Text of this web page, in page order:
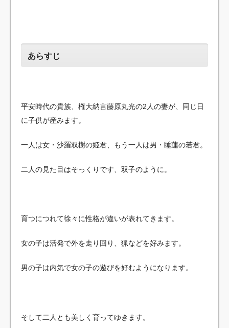
あらすじ
平安時代の貴族、権大納言藤原丸光の2人の妻が、同じ日
に子供が産みます。
一人は女・沙羅双樹の姫君、もう一人は男・睡蓮の若君。
二人の見た目はそっくりです、双子のように。
育つにつれて徐々に性格が違いが表れてきます。
女の子は活発で外を走り回り、猟などを好みます。
男の子は内気で女の子の遊びを好むようになります。
そして二人とも美しく育ってゆきます。